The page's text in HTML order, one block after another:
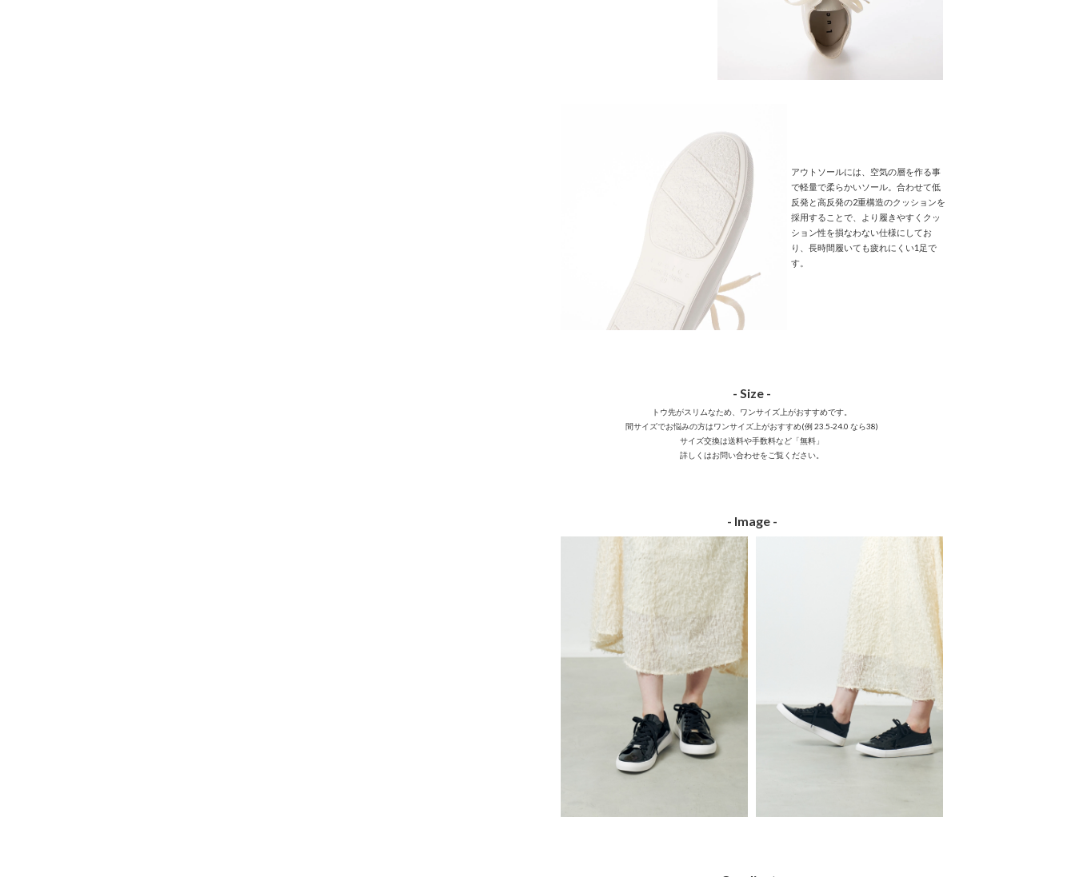
アウトソールには、空気の層を作る事
で軽量で柔らかいソール。合わせて低
反発と高反発の2重構造のクッションを
採用することで、より履きやすくクッ
ション性を損なわない仕様にしてお
り、長時間履いても疲れにくい1足で
す。
- Size -
トウ先がスリムなため、ワンサイズ上がおすすめです。
間サイズでお悩みの方はワンサイズ上がおすすめ(例 23.5-24.0 なら38)
サイズ交換は送料や手数料など「無料」
詳しくはお問い合わせをご覧ください。
- Image -